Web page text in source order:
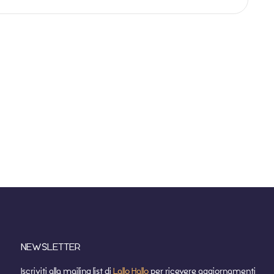
NEWSLETTER
Iscriviti alla mailing list di Lallo Halloper ricevere aggiornamenti